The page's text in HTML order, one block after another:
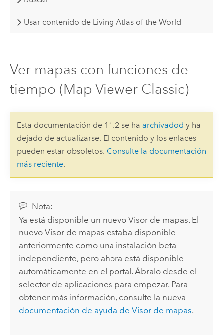
Usar contenido de Living Atlas of the World
Ver mapas con funciones de
tiempo (Map Viewer Classic)
Esta documentación de 11.2 se ha archivadod y ha
dejado de actualizarse. El contenido y los enlaces
pueden estar obsoletos. Consulte la documentación
más reciente.
Nota:
Ya está disponible un nuevoVisor de mapas. El
nuevoVisor de mapas estaba disponible
anteriormente como una instalación beta
independiente, pero ahora está disponible
automáticamente en el portal. Ábralo desde el
selector de aplicaciones para empezar. Para
obtener más información, consulte la nueva
documentación de ayuda deVisor de mapas.